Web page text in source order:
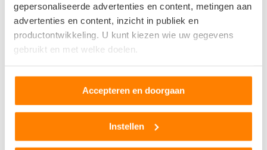
gepersonaliseerde advertenties en content, metingen aan
advertenties en content, inzicht in publiek en
productontwikkeling. U kunt kiezen wie uw gegevens
gebruikt en met welke doelen.
Als u het toestaat, willen we ook graag:
Informatie verzamelen over uw geografische locatie,
die tot een paar meter nauwkeurig kan zijn
Uw apparaat identificeren door het actief te scannen
Accepteren en doorgaan
Instellen
3
Meer actieradius en ergonomische
update Tesla Model 3 en Y
Tesla FSD goedgekeurd in Nederland,
abonnement kost 99 euro per maand